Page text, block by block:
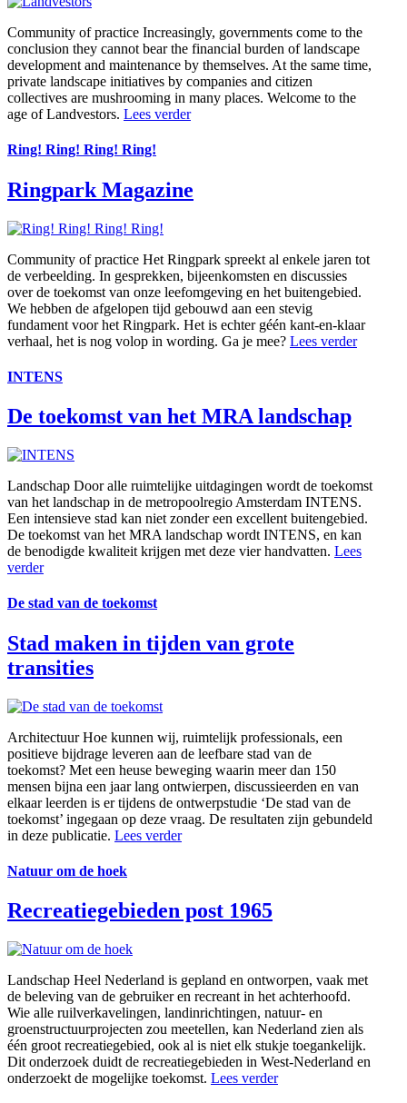
Community of practice Increasingly, governments come to the
conclusion they cannot bear the financial burden of landscape
development and maintenance by themselves. At the same time,
private landscape initiatives by companies and citizen
collectives are mushrooming in many places. Welcome to the
age of Landvestors. Lees verder
Ring! Ring! Ring! Ring!
Ringpark Magazine
Community of practice Het Ringpark spreekt al enkele jaren tot
de verbeelding. In gesprekken, bijeenkomsten en discussies
over de toekomst van onze leefomgeving en het buitengebied.
We hebben de afgelopen tijd gebouwd aan een stevig
fundament voor het Ringpark. Het is echter géén kant-en-klaar
verhaal, het is nog volop in wording. Ga je mee? Lees verder
INTENS
De toekomst van het MRA landschap
Landschap Door alle ruimtelijke uitdagingen wordt de toekomst
van het landschap in de metropoolregio Amsterdam INTENS.
Een intensieve stad kan niet zonder een excellent buitengebied.
De toekomst van het MRA landschap wordt INTENS, en kan
de benodigde kwaliteit krijgen met deze vier handvatten. Lees
verder
De stad van de toekomst
Stad maken in tijden van grote
transities
ArchitectuurHoe kunnen wij, ruimtelijk professionals, een
positieve bijdrage leveren aan de leefbare stad van de
toekomst? Met een heuse beweging waarin meer dan 150
mensen bijna een jaar lang ontwierpen, discussieerden en van
elkaar leerden is er tijdens de ontwerpstudie ‘De stad van de
toekomst’ ingegaan op deze vraag. De resultaten zijn gebundeld
in deze publicatie. Lees verder
Natuur om de hoek
Recreatiegebieden post 1965
Landschap Heel Nederland is gepland en ontworpen, vaak met
de beleving van de gebruiker en recreant in het achterhoofd.
Wie alle ruilverkavelingen, landinrichtingen, natuur- en
groenstructuurprojecten zou meetellen, kan Nederland zien als
één groot recreatiegebied, ook al is niet elk stukje toegankelijk.
Dit onderzoek duidt de recreatiegebieden in West-Nederland en
onderzoekt de mogelijke toekomst. Lees verder